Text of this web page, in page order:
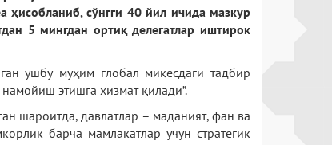
ҳисобланиб, сўнгги 40 йил ичида мазкур
5 мингдан ортиқ делегатлар иштирок
ушбу муҳим глобал миқёсдаги тадбир
этишга хизмат қилади”.
шароитда, давлатлар – маданият, фан ва
барча мамлакатлар учун стратегик